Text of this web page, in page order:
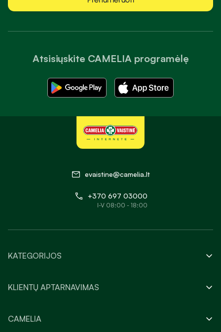
Atsisiųskite CAMELIA programėlę
evaistine@camelia.lt
+370 697 03000
I-V 08:00 - 18:00
KATEGORIJOS
KLIENTŲ APTARNAVIMAS
CAMELIA